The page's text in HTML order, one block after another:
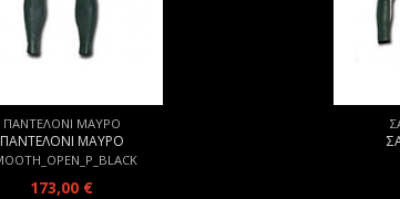
ΠΑΝΤΕΛΟΝΙ ΜΑΥΡΟ
ΠΑΝΤΕΛΟΝΙ ΜΑΥΡΟ
173,00 €